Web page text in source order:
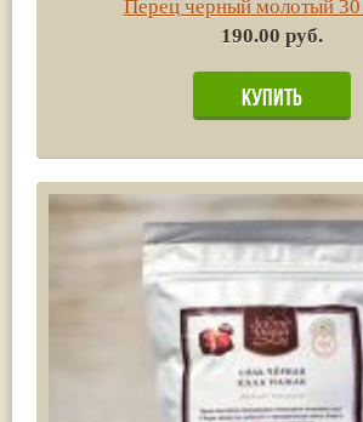
Перец черный молотый
190.00 руб.